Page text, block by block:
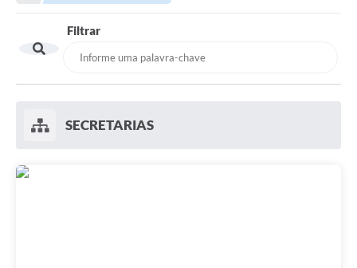
Filtrar
SECRETARIAS